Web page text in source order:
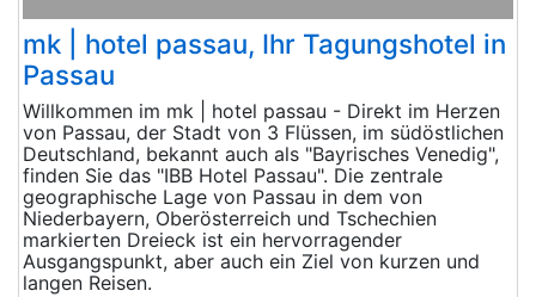
mk | hotel passau, Ihr Tagungshotel in
Passau
Willkommen im mk | hotel passau - Direkt im Herzen
von Passau, der Stadt von 3 Flüssen, im südöstlichen
Deutschland, bekannt auch als "Bayrisches Venedig",
finden Sie das "IBB Hotel Passau". Die zentrale
geographische Lage von Passau in dem von
Niederbayern, Oberösterreich und Tschechien
markierten Dreieck ist ein hervorragender
Ausgangspunkt, aber auch ein Ziel von kurzen und
langen Reisen.